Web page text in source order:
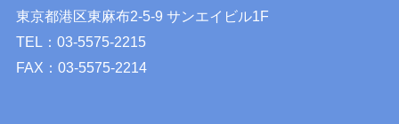
東京都港区東麻布2-5-9 サンエイビル1F
TEL：03-5575-2215
FAX：03-5575-2214